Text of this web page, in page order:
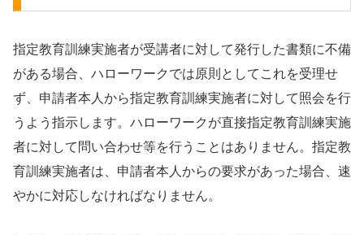
指定教育訓練実施者が受講者に対して発行した書類に不備
がある場合、ハローワークでは原則としてこれを受理せ
ず、申請者本人から指定教育訓練実施者に対して照会を行
うよう指示します。ハローワークが直接指定教育訓練実施
者に対して問い合わせ等を行うことはありません。指定教
育訓練実施者は、申請者本人からの要求があった場合、速
やかに対応しなければなりません。